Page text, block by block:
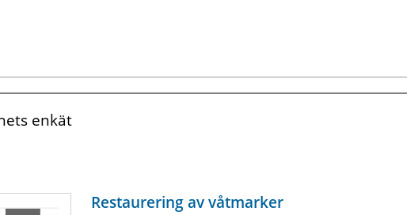
enkät
Restaurering av våtmarker